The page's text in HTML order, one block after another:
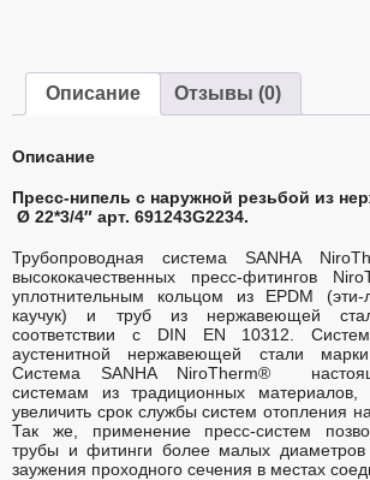
Описание Отзывы (0)
Описание
Пресс-нипель с наружной резьбой из
Ø 22*3/4″ арт. 691243G2234.
Трубопроводная система SANHA
высококачественных пресс-фитингов
уплотнительным кольцом из EPDM (эти-
каучук) и труб из нержавеющей
соответствии с DIN EN 10312.
аустенитной нержавеющей стали
Система SANHA NiroTherm®
системам из традиционных материалов,
увеличить срок службы систем отопления
Так же, применение пресс-систем
трубы и фитинги более малых диаметров
заужения проходного сечения в местах